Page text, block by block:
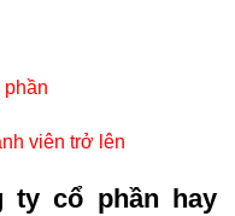
phần
viên trở lên
ty cổ phần hay